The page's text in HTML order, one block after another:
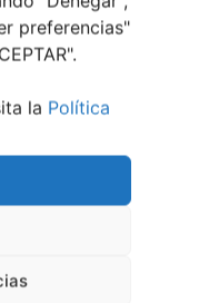
preferencias"
la Política